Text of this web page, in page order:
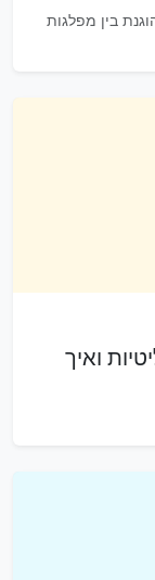
בין מפלגות
ואיך